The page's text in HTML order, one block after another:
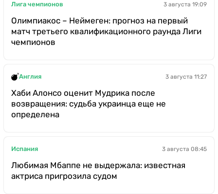
Лига чемпионов 3 августа 19:09
Олимпиакос – Неймеген: прогноз на первый
матч третьего квалификационного раунда Лиги
чемпионов
Англия 3 августа 11:27
Хаби Алонсо оценит Мудрика после
возвращения: судьба украинца еще не
определена
Испания 3 августа 08:45
Любимая Мбаппе не выдержала: известная
актриса пригрозила судом